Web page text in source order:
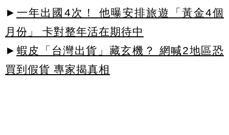
► 一年出國4次！ 他曝安排旅遊「黃金4個
月份」 卡對整年活在期待中
► 蝦皮「台灣出貨」藏玄機？ 網喊2地區恐
買到假貨 專家揭真相